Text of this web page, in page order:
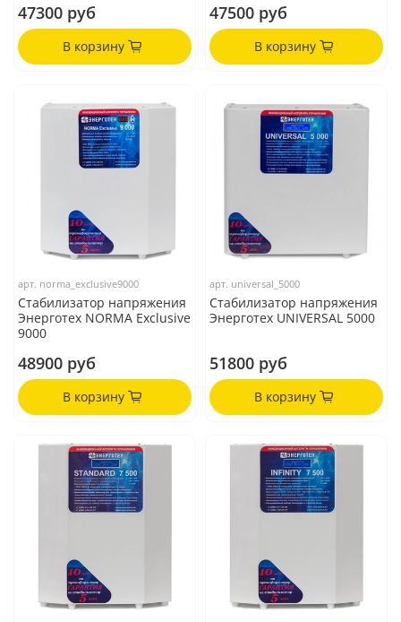
47300 руб
В корзину
47500 руб
В корзину
арт. norma_exclusive9000
Стабилизатор напряжения
Энерготех NORMA Exclusive
9000
48900 руб
В корзину
арт. universal_5000
Стабилизатор напряжения
Энерготех UNIVERSAL 5000
51800 руб
В корзину